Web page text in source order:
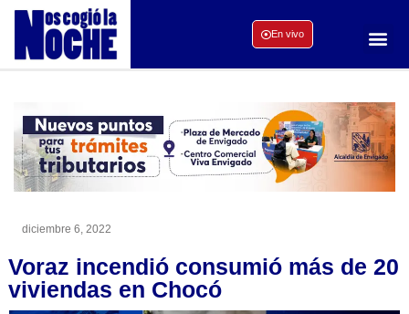
En vivo
diciembre 6, 2022
Voraz incendió consumió más de 20
viviendas en Chocó